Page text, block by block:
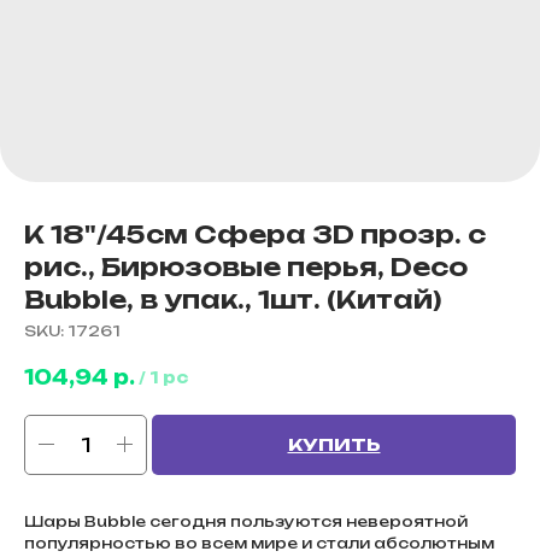
К 18"/45см Сфера 3D прозр. с
рис., Бирюзовые перья, Deco
Bubble, в упак., 1шт. (Китай)
SKU: 17261
104,94 р. / 1 pc
КУПИТЬ
Шары Bubble сегодня пользуются невероятной
популярностью во всем мире и стали абсолютным